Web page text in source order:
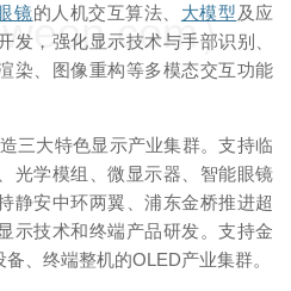
镜的人机交互算法、 大模型 及应
发，强化显示技术与手部识别、
染、图像重构等多模态交互功能
三大特色显示产业集群。支持临
光学模组、微显示器、智能眼镜
静安中环两翼、浦东金桥推进超
示技术和终端产品研发。支持金
、终端整机的OLED产业集群。
）